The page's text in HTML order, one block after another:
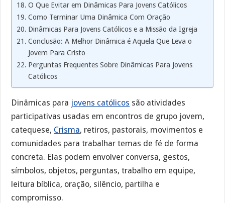
O Que Evitar em Dinâmicas Para Jovens Católicos
Como Terminar Uma Dinâmica Com Oração
Dinâmicas Para Jovens Católicos e a Missão da Igreja
Conclusão: A Melhor Dinâmica é Aquela Que Leva o
Jovem Para Cristo
Perguntas Frequentes Sobre Dinâmicas Para Jovens
Católicos
Dinâmicas para jovens católicos são atividades
participativas usadas em encontros de grupo jovem,
catequese, Crisma, retiros, pastorais, movimentos e
comunidades para trabalhar temas de fé de forma
concreta. Elas podem envolver conversa, gestos,
símbolos, objetos, perguntas, trabalho em equipe,
leitura bíblica, oração, silêncio, partilha e
compromisso.